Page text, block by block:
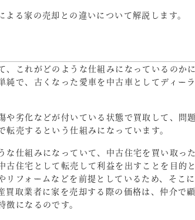
る家の売却との違いについて解説します。
、これがどのような仕組みになっているのか
で、古くなった愛車を中古車としてディー
や劣化などが付いている状態で買取して、問
売するという仕組みになっています。
な仕組みになっていて、中古住宅を買い取っ
住宅として転売して利益を出すことを目的
フォームなどを前提としているため、そこ
取業者に家を売却する際の価格は、仲介で
になるのです。